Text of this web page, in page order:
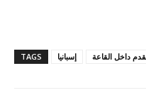
TAGS إسبانيا داخل القاعة